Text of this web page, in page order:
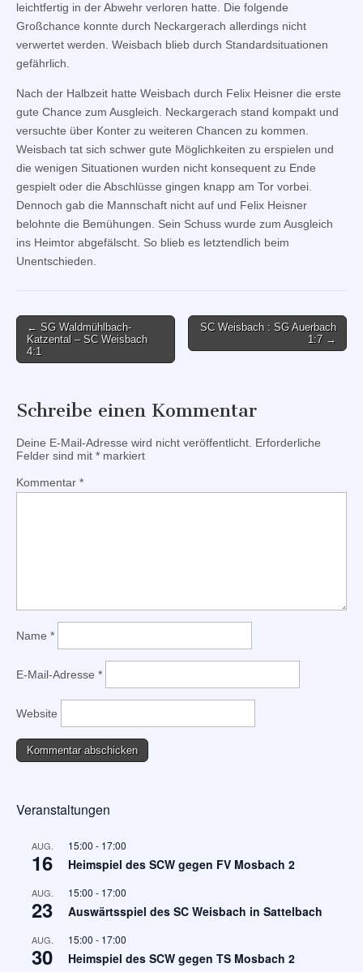
leichtfertig in der Abwehr verloren hatte. Die folgende
Großchance konnte durch Neckargerach allerdings nicht
verwertet werden. Weisbach blieb durch Standardsituationen
gefährlich.
Nach der Halbzeit hatte Weisbach durch Felix Heisner die erste
gute Chance zum Ausgleich. Neckargerach stand kompakt und
versuchte über Konter zu weiteren Chancen zu kommen.
Weisbach tat sich schwer gute Möglichkeiten zu erspielen und
die wenigen Situationen wurden nicht konsequent zu Ende
gespielt oder die Abschlüsse gingen knapp am Tor vorbei.
Dennoch gab die Mannschaft nicht auf und Felix Heisner
belohnte die Bemühungen. Sein Schuss wurde zum Ausgleich
ins Heimtor abgefälscht. So blieb es letztendlich beim
Unentschieden.
Post
navigation
← SG Waldmühlbach-
Katzental – SC Weisbach
4:1
SC Weisbach : SG Auerbach
1:7 →
Schreibe einen Kommentar
Deine E-Mail-Adresse wird nicht veröffentlicht. Erforderliche
Felder sind mit * markiert
Kommentar *
Name *
E-Mail-Adresse *
Website
Veranstaltungen
AUG.
16
15:00 - 17:00
Heimspiel des SCW gegen FV Mosbach 2
AUG.
23
15:00 - 17:00
Auswärtsspiel des SC Weisbach in Sattelbach
AUG.
30
15:00 - 17:00
Heimspiel des SCW gegen TS Mosbach 2